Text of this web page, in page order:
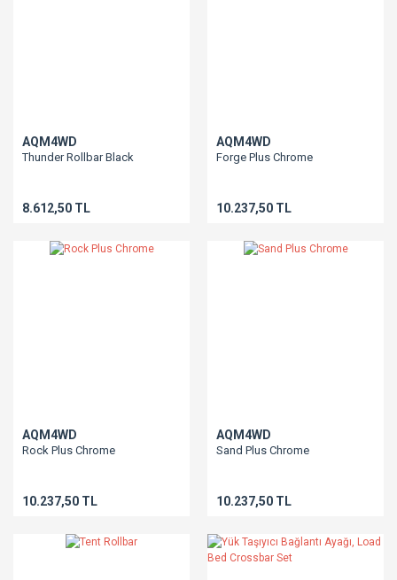
AQM4WD
Thunder Rollbar Black
8.612,50 TL
AQM4WD
Forge Plus Chrome
10.237,50 TL
AQM4WD
Rock Plus Chrome
10.237,50 TL
AQM4WD
Sand Plus Chrome
10.237,50 TL